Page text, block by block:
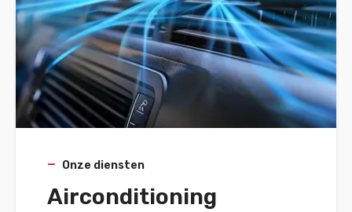
Onze diensten
Airconditioning